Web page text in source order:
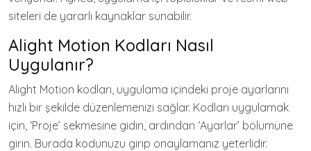
siteleri de yararlı kaynaklar sunabilir.
Alight Motion Kodları Nasıl
Uygulanır?
Alight Motion kodları, uygulama içindeki proje ayarlarını
hızlı bir şekilde düzenlemenizi sağlar. Kodları uygulamak
için, ‘Proje’ sekmesine gidin, ardından ‘Ayarlar’ bölümüne
girin. Burada kodunuzu girip onaylamanız yeterlidir.